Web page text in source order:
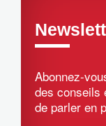
Abonnez-
des conseils
de parler en